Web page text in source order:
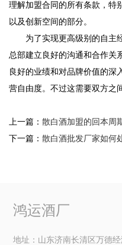
理解加盟合同的所有条款，特
以及创新空间的部分。
为了实现更高级别的自主
总部建立良好的沟通和合作关
良好的业绩和对品牌价值的深
营自由度。不过这需要双方之
上一篇： 散白酒加盟的回本周
下一篇： 散白酒批发厂家如何
鸿运酒厂
地址：山东济南长清区万德经